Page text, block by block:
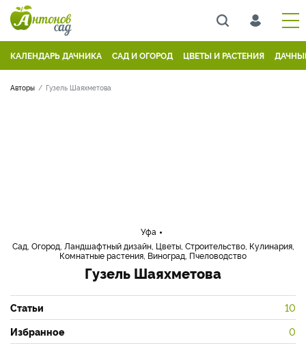
КАЛЕНДАРЬ ДАЧНИКА САД И ОГОРОД ЦВЕТЫ И РАСТЕНИЯ
Авторы Гузель Шаяхметова
Уфа
Сад, Огород, Ландшафтный дизайн, Цветы, Строительство, Кулинария,
Комнатные растения, Виноград, Пчеловодство
Гузель Шаяхметова
Статьи 10
Избранное 0